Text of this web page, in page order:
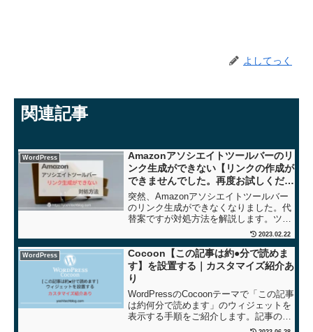
よしてっく
関連記事
WordPress
Amazonアソシエイトツールバーのリ
ンク生成ができない【リンクの作成が
できませんでした。再度お試しくださ
い】の対策
突然、Amazonアソシエイトツールバー
のリンク生成ができなくなりました。代
替案ですが対処方法を解説します。ツー
ルバーでリンク作成をしようとしても
『リンクの作成ができませんでした。再
度お試しください』のメッセージしか出
ない場合。
2023.02.22
WordPress
Cocoon【この記事は約●分で読めま
す】を設置する｜カスタマイズ紹介あ
り
WordPressのCocoonテーマで「この記事
は約何分で読めます」のウィジェットを
表示する手順をご紹介します。記事の冒
頭に記事を読む時間があるとボリューム